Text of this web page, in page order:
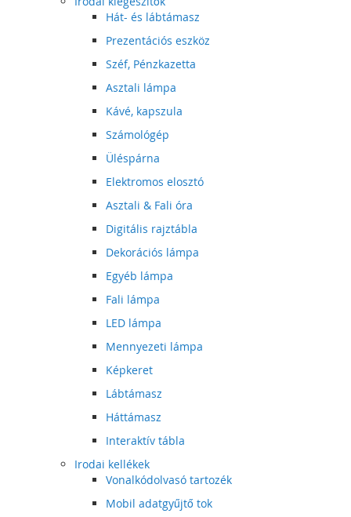
Hát- és lábtámasz
Prezentációs eszköz
Széf, Pénzkazetta
Asztali lámpa
Kávé, kapszula
Számológép
Üléspárna
Elektromos elosztó
Asztali & Fali óra
Digitális rajztábla
Dekorációs lámpa
Egyéb lámpa
Fali lámpa
LED lámpa
Mennyezeti lámpa
Képkeret
Lábtámasz
Háttámasz
Interaktív tábla
Irodai kellékek
Vonalkódolvasó tartozék
Mobil adatgyűjtő tok